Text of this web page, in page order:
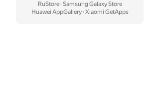
RuStore· Samsung Galaxy Store
Huawei AppGallery· Xiaomi GetApps